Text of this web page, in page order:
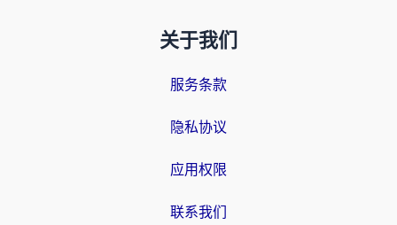
关于我们
服务条款
隐私协议
应用权限
联系我们